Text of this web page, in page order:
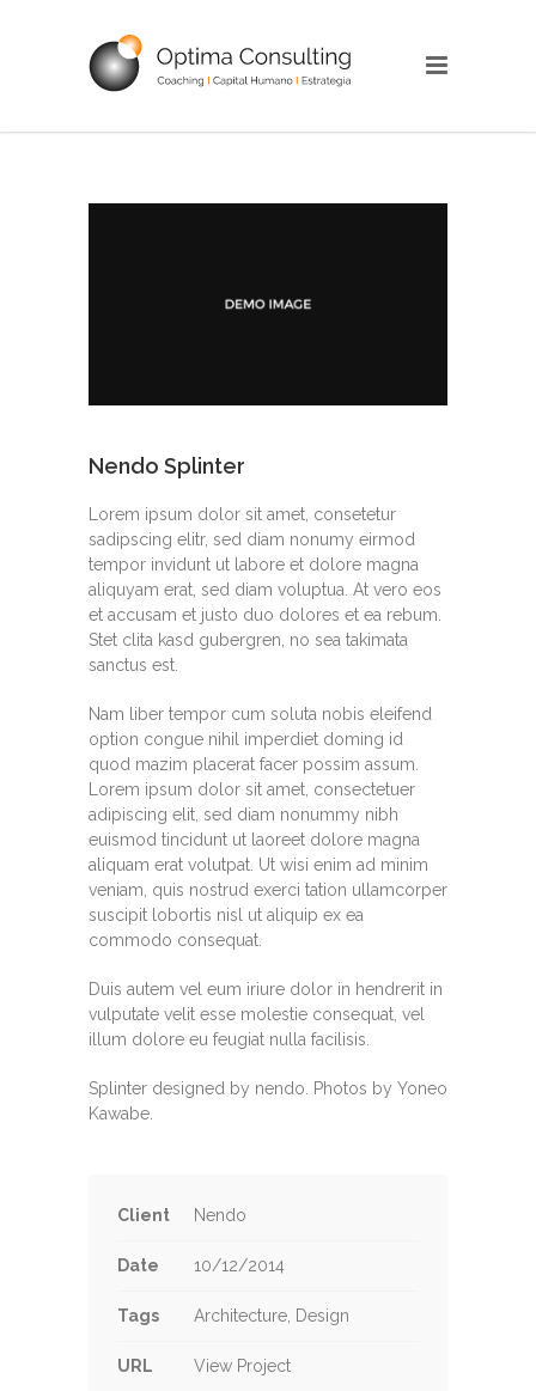
Nendo Splinter
Lorem ipsum dolor sit amet, consetetur
sadipscing elitr, sed diam nonumy eirmod
tempor invidunt ut labore et dolore magna
aliquyam erat, sed diam voluptua. At vero eos
et accusam et justo duo dolores et ea rebum.
Stet clita kasd gubergren, no sea takimata
sanctus est.
Nam liber tempor cum soluta nobis eleifend
option congue nihil imperdiet doming id
quod mazim placerat facer possim assum.
Lorem ipsum dolor sit amet, consectetuer
adipiscing elit, sed diam nonummy nibh
euismod tincidunt ut laoreet dolore magna
aliquam erat volutpat. Ut wisi enim ad minim
veniam, quis nostrud exerci tation ullamcorper
suscipit lobortis nisl ut aliquip ex ea
commodo consequat.
Duis autem vel eum iriure dolor in hendrerit in
vulputate velit esse molestie consequat, vel
illum dolore eu feugiat nulla facilisis.
Splinter designed by nendo. Photos by Yoneo
Kawabe.
Client Nendo
Date 10/12/2014
Tags Architecture, Design
URL View Project